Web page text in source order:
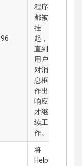
程序
都被
挂
起，
直到
用户
对消
息框
作出
响应
才继
续工
作。
将
Help